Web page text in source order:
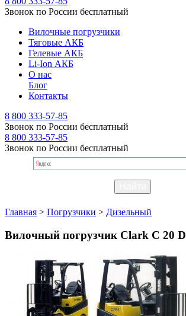
Звонок по России бесплатный
Вилочные погрузчики
Тяговые АКБ
Гелевые АКБ
Li-Ion АКБ
О нас
Блог
Контакты
8 800 333-57-85
Звонок по России бесплатный
8 800 333-57-85
Звонок по России бесплатный
Главная > Погрузчики > Дизельный
Вилочный погрузчик Clark C 20 D